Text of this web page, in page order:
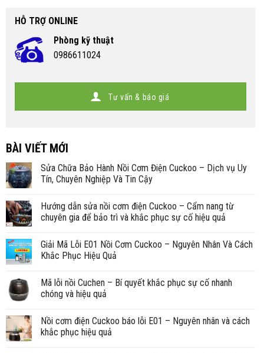
HỖ TRỢ ONLINE
Phòng kỹ thuật
0986611024
Tư vấn & báo giá
BÀI VIẾT MỚI
Sửa Chữa Bảo Hành Nồi Cơm Điện Cuckoo – Dịch vụ Uy
Tín, Chuyên Nghiệp Và Tin Cậy
Hướng dẫn sửa nồi cơm điện Cuckoo – Cẩm nang từ
chuyên gia để bảo trì và khắc phục sự cố hiệu quả
Giải Mã Lỗi E01 Nồi Cơm Cuckoo – Nguyên Nhân Và Cách
Khắc Phục Hiệu Quả
Mã lỗi nồi Cuchen – Bí quyết khắc phục sự cố nhanh
chóng và hiệu quả
Nồi cơm điện Cuckoo báo lỗi E01 – Nguyên nhân và cách
khắc phục hiệu quả